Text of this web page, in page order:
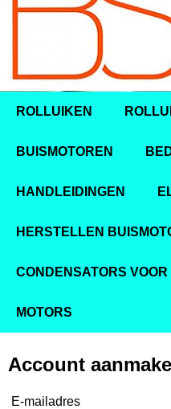
ROLLUIKEN
BUISMOTOREN
HANDLEIDINGEN
HERSTELLEN
CONDENSATORS
MOTORS
Account
E-mailadres